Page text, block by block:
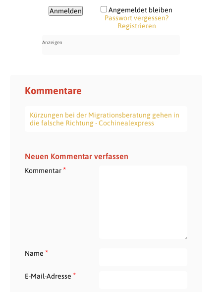
Angemeldet bleiben
Passwort vergessen?
Registrieren
Kommentare
Kürzungen bei der Migrationsberatung gehen in
die falsche Richtung - Cochinealexpress
Neuen Kommentar verfassen
Kommentar*
Name *
E-Mail-Adresse *